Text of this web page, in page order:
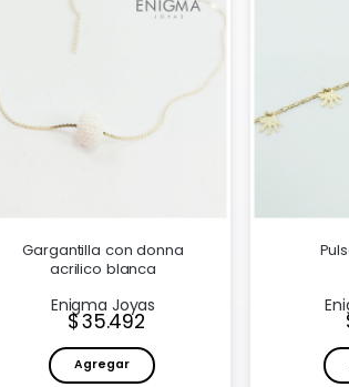
Gargantilla con donna
acrilico blanca
Enigma Joyas
Precio:
35.492
Agregar